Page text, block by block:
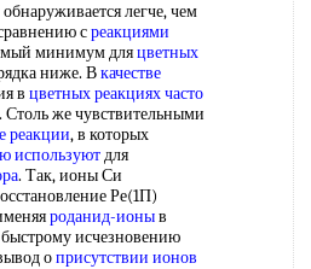
обнаруживается легче, чем
среакциями
минимум дляцветных
ниже. Вкачестве
в цветных реакцияхчасто
Столь же чувствительными
реакции, в которых
используютдля
. Так, ионы Си
Ре(1П)
роданид-ионыв
исчезновению
оприсутствии ионов